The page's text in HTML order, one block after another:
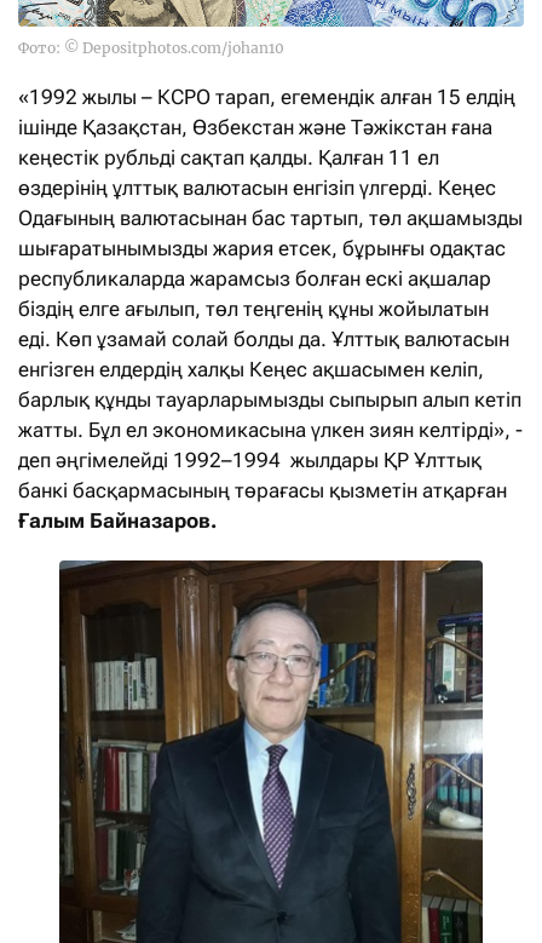
Фото: © Depositphotos.com/johan10
«1992 жылы – КСРО тарап, егемендік алған 15 елдің
ішінде Қазақстан, Өзбекстан және Тәжікстан ғана
кеңестік рубльді сақтап қалды. Қалған 11 ел
өздерінің ұлттық валютасын енгізіп үлгерді. Кеңес
Одағының валютасынан бас тартып, төл ақшамызды
шығаратынымызды жария етсек, бұрынғы одақтас
республикаларда жарамсыз болған ескі ақшалар
біздің елге ағылып, төл теңгенің құны жойылатын
еді. Көп ұзамай солай болды да. Ұлттық валютасын
енгізген елдердің халқы Кеңес ақшасымен келіп,
барлық құнды тауарларымызды сыпырып алып кетіп
жатты. Бұл ел экономикасына үлкен зиян келтірді», -
деп әңгімелейді 1992–1994 жылдары ҚР Ұлттық
банкі басқармасының төрағасы қызметін атқарған
Ғалым Байназаров.